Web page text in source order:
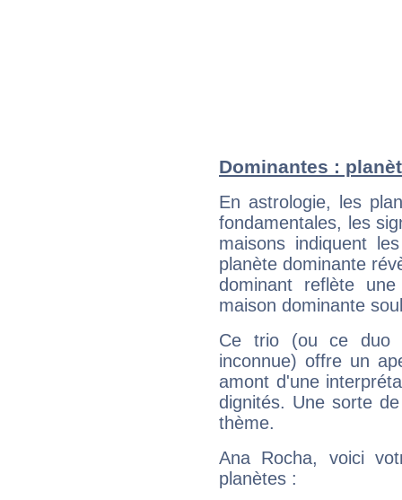
Dominantes :
En astrologie, les
fondamentales, les
maisons indiquent
planète dominante
dominant reflète
maison dominante
Ce trio (ou ce duo
inconnue) offre un
amont d'une
dignités. Une sorte
thème.
Ana Rocha, voici
planètes :